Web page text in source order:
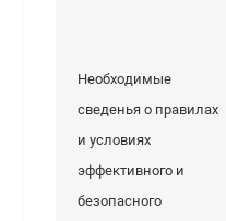
Необходимые
сведенья о правилах
и условиях
эффективного и
безопасного